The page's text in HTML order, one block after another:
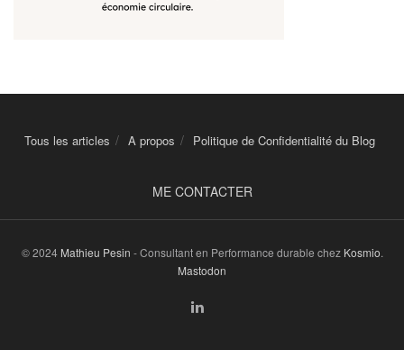
Tous les articles A propos Politique de Confidentialité du Blog
ME CONTACTER
© 2024 Mathieu Pesin - Consultant en Performance durable chez Kosmio.
Mastodon